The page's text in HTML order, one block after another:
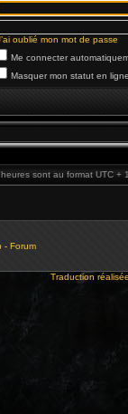
oublié mon mot de passe
Me connecter
Masquer mon statut en
sont au format UTC +
- Forum
Traduction